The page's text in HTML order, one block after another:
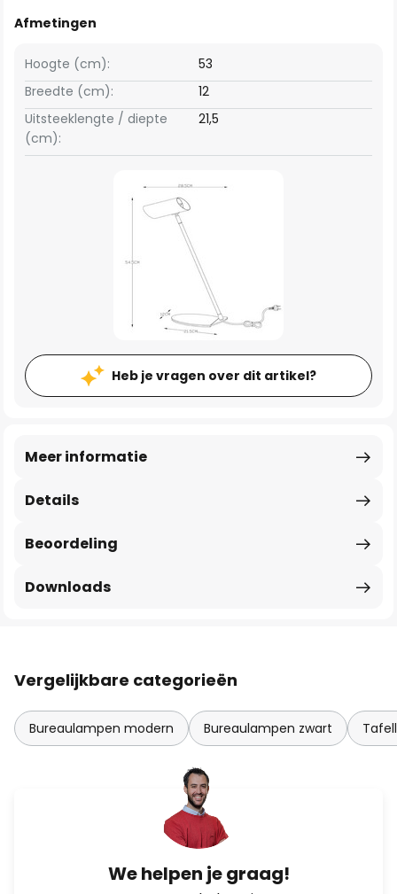
Afmetingen
Breedte (cm): 12
Hoogte (cm): 53
Uitsteeklengte / diepte
(cm):
21,5
Heb je vragen over dit artikel?
Details
Meer informatie
Beoordeling
Downloads
Vergelijkbare categorieën
Bureaulampen modern Bureaulampen zwart
We helpen je graag!